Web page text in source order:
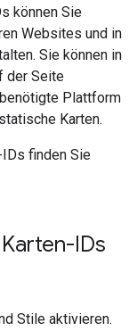
können Sie
Websites und in
Sie können in
der Seite
Plattform
Karten.
finden Sie
IDs
Stile aktivieren.